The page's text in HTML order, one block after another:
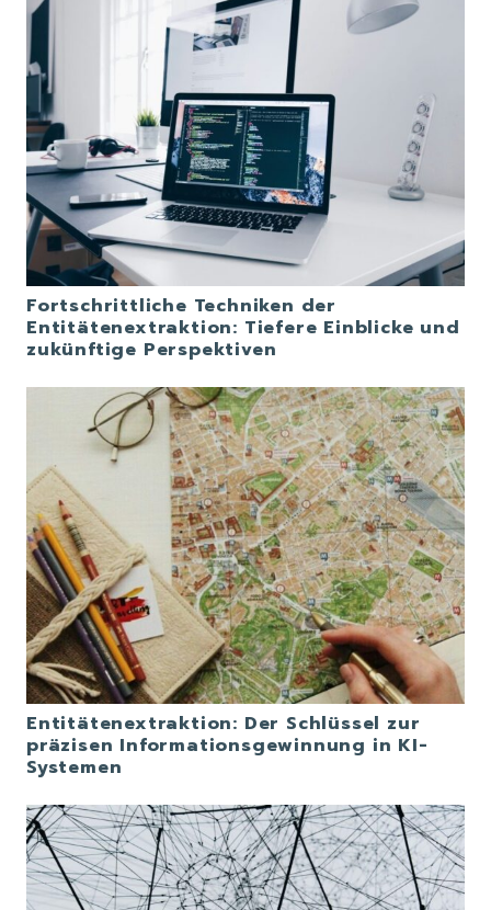
Fortschrittliche Techniken der
Entitätenextraktion: Tiefere Einblicke und
zukünftige Perspektiven
Entitätenextraktion: Der Schlüssel zur
präzisen Informationsgewinnung in KI-
Systemen